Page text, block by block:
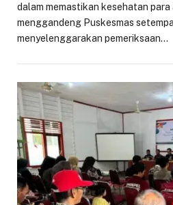
dalam memastikan kesehatan
menggandeng Puskesmas
menyelenggarakan pemeriksaan…